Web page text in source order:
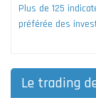
Plus de 125
préférée des
Le trading